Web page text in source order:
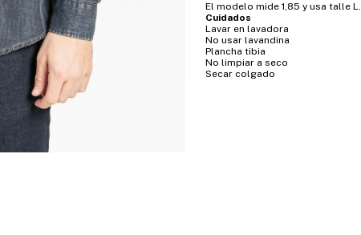
El modelo mide 1,85 y usa talle L.
Cuidados
Lavar en lavadora
No usar lavandina
Plancha tibia
No limpiar a seco
Secar colgado